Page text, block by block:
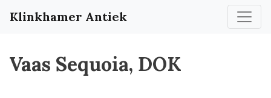
Klinkhamer Antiek
Vaas Sequoia, DOK